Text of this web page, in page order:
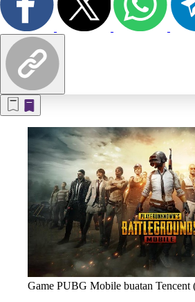
Game PUBG Mobile buatan Tencent